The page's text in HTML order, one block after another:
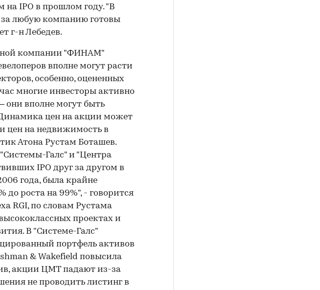
IPO в прошлом году. "В
за любую компанию готовы
г-н Лебедев.
компании "ФИНАМ"
вполне могут расти
особенно, оцененных
многие инвесторы активно
они вполне могут быть
цен на акции может
цен на недвижимость в
Атона Рустам Боташев.
Галс" и "Центра
IPO друг за другом в
года, была крайне
до роста на 99%", - говорится
RGI, по словам Рустама
проектах и
В "Системе-Галс"
портфель активов
& Wakefield повысила
акции ЦМТ падают из-за
не проводить листинг в